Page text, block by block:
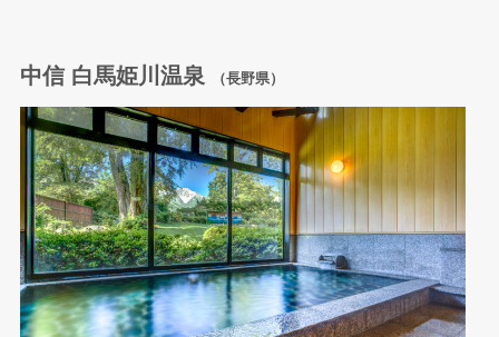
中信 白馬姫川温泉 （長野県）